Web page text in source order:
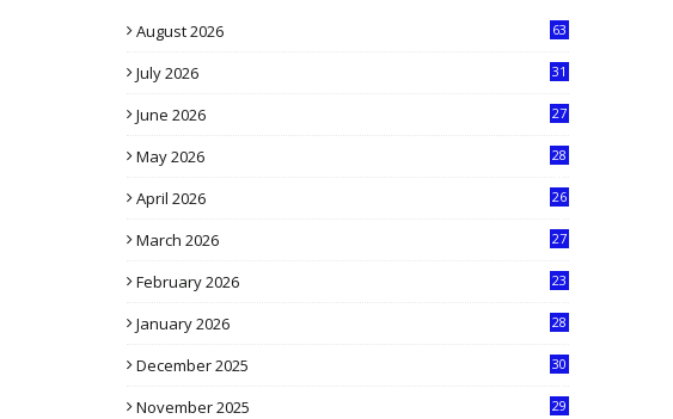
August 2026 63
July 2026
31
June 2026
27
May 2026
28
April 2026
26
March 2026
27
February 2026
23
January 2026
28
December 2025
30
November 2025
29